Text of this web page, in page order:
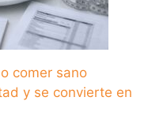
comer sano
y se convierte en